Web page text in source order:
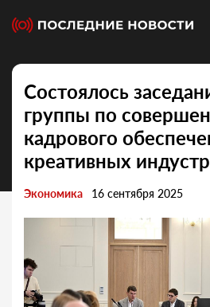
Состоялось
группы по
кадрового
креативных
Экономика 16 сентября 2025